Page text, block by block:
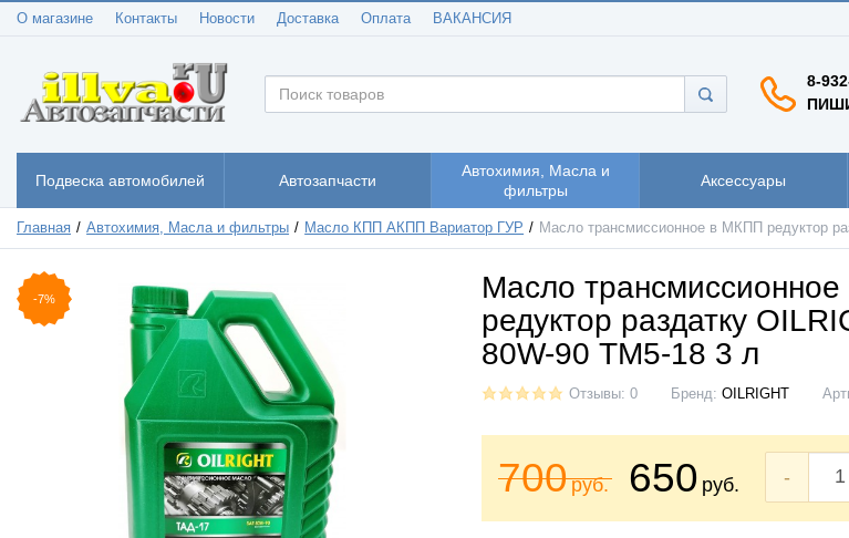
О магазине Контакты Новости Доставка Оплата ВАКАНСИЯ
8-
Подвеска автомобилей Автозапчасти
Автохимия, Масла и
фильтры
Аксессуары
Главная Автохимия, Масла и фильтры Масло КПП АКПП Вариатор ГУР Масло трансмиссионное в МКПП редуктор
-7%
Масло
редуктор раздатку
80W-90 ТМ5-18 3 л
Отзывы: 0 Бренд: OILRIGHT
700руб. 650 руб. -